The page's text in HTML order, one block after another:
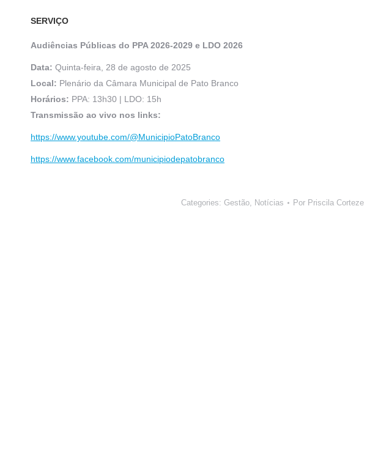
SERVIÇO
Audiências Públicas do PPA 2026-2029 e LDO 2026
Data: Quinta-feira, 28 de agosto de 2025
Local: Plenário da Câmara Municipal de Pato Branco
Horários: PPA: 13h30 | LDO: 15h
Transmissão ao vivo nos links:
https://www.youtube.com/@MunicipioPatoBranco
https://www.facebook.com/municipiodepatobranco
Categories: Gestão, Notícias Por Priscila Corteze